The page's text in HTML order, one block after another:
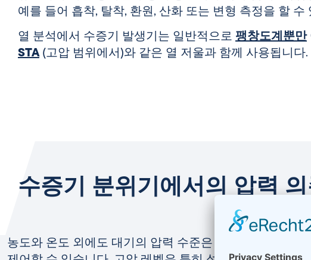
예를 들어 흡착, 탈착, 환원, 산화 또는 변형 측정을 할 수
열 분석에서 수증기 발생기는 일반적으로 팽창도계뿐만
STA(고압 범위에서)와 같은 열 저울과 함께 사용됩니다.
수증기 분위기에서의 압력
농도와 온도 외에도 대기의 압력 수준은 실험에 큰 영향을